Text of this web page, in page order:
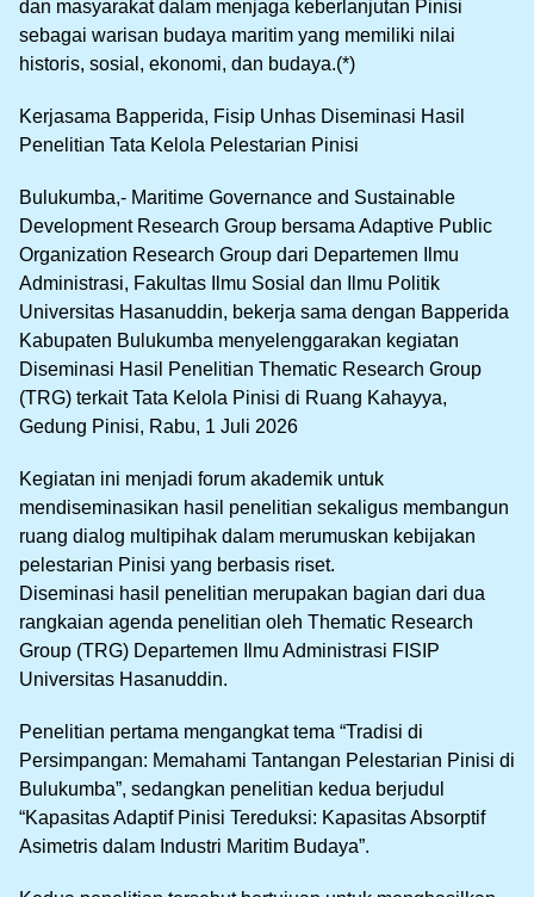
dan masyarakat dalam menjaga keberlanjutan Pinisi
sebagai warisan budaya maritim yang memiliki nilai
historis, sosial, ekonomi, dan budaya.(*)
Kerjasama Bapperida, Fisip Unhas Diseminasi Hasil
Penelitian Tata Kelola Pelestarian Pinisi
Bulukumba,- Maritime Governance and Sustainable
Development Research Group bersama Adaptive Public
Organization Research Group dari Departemen Ilmu
Administrasi, Fakultas Ilmu Sosial dan Ilmu Politik
Universitas Hasanuddin, bekerja sama dengan Bapperida
Kabupaten Bulukumba menyelenggarakan kegiatan
Diseminasi Hasil Penelitian Thematic Research Group
(TRG) terkait Tata Kelola Pinisi di Ruang Kahayya,
Gedung Pinisi, Rabu, 1 Juli 2026
Kegiatan ini menjadi forum akademik untuk
mendiseminasikan hasil penelitian sekaligus membangun
ruang dialog multipihak dalam merumuskan kebijakan
pelestarian Pinisi yang berbasis riset.
Diseminasi hasil penelitian merupakan bagian dari dua
rangkaian agenda penelitian oleh Thematic Research
Group (TRG) Departemen Ilmu Administrasi FISIP
Universitas Hasanuddin.
Penelitian pertama mengangkat tema “Tradisi di
Persimpangan: Memahami Tantangan Pelestarian Pinisi di
Bulukumba”, sedangkan penelitian kedua berjudul
“Kapasitas Adaptif Pinisi Tereduksi: Kapasitas Absorptif
Asimetris dalam Industri Maritim Budaya”.